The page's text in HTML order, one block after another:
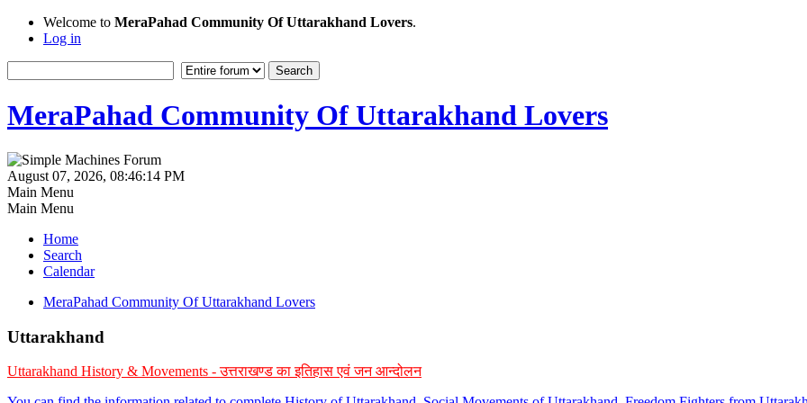
Welcome to MeraPahad Community Of Uttarakhand Lovers.
Log in
MeraPahad Community Of Uttarakhand Lovers
August 07, 2026, 08:46:14 PM
Main Menu
Main Menu
Home
Search
Calendar
MeraPahad Community Of Uttarakhand Lovers
Uttarakhand
Uttarakhand History & Movements - उत्तराखण्ड का इतिहास एवं जन आन्दोलन